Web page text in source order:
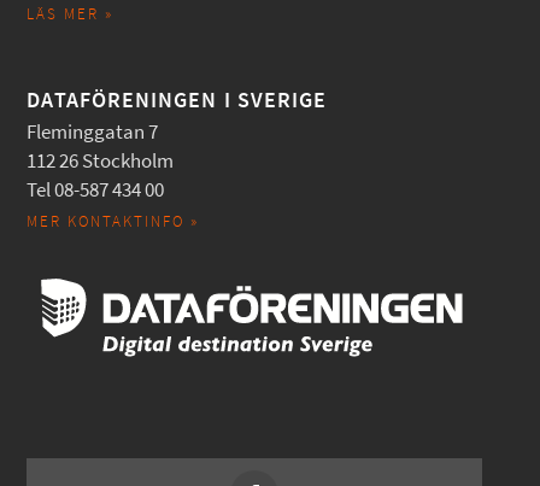
LÄS MER »
DATAFÖRENINGEN I SVERIGE
Fleminggatan 7
112 26 Stockholm
Tel 08-587 434 00
MER KONTAKTINFO »